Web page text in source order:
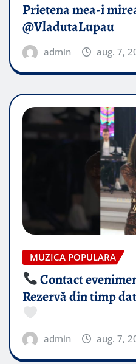
Prietena mea-i
@VladutaLupau
admin aug. 7,
MUZICA POPULARA
Contact
Rezervă din timp
admin aug. 7,